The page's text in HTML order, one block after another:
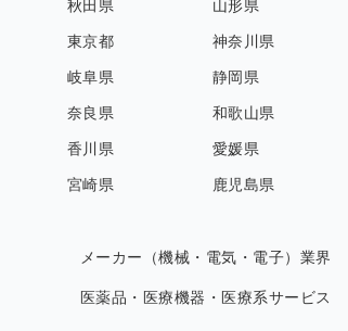
秋田県 山形県
東京都 神奈川県
岐阜県 静岡県
奈良県 和歌山県
香川県 愛媛県
宮崎県 鹿児島県
メーカー（機械・電気・電子）業界
医薬品・医療機器・医療系サービス